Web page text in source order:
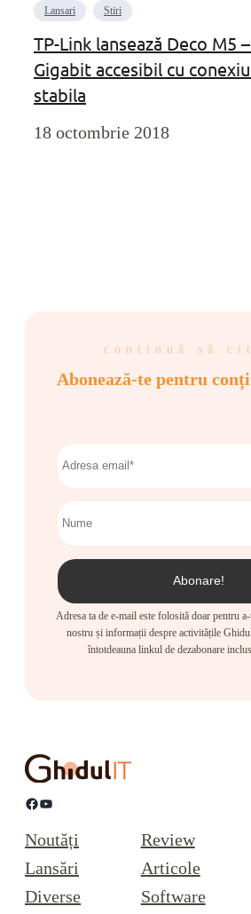
Lansari Stiri
TP-Link lansează Deco M5
Gigabit accesibil cu
stabila
18 octombrie 2018
continuă să
Abonează-te pentru
Adresa ta de e-mail este folosită doar pentru
nostru și informații despre activitățile
întotdeauna linkul de dezabonare
Facebook YouTube
Noutăți
Lansări
Diverse
Review
Articole
Software